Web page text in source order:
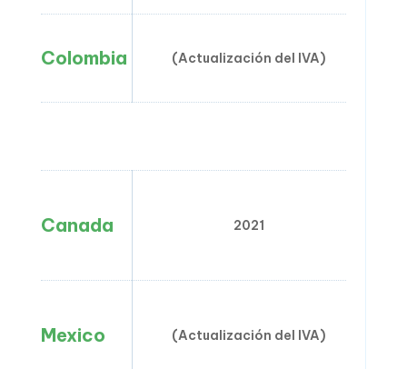
Colombia (Actualización del IVA)
Canada 2021
Mexico (Actualización del IVA)